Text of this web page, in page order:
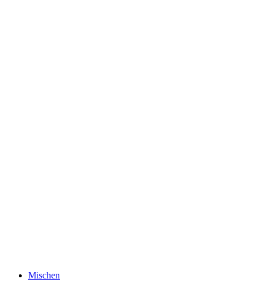
Mischen